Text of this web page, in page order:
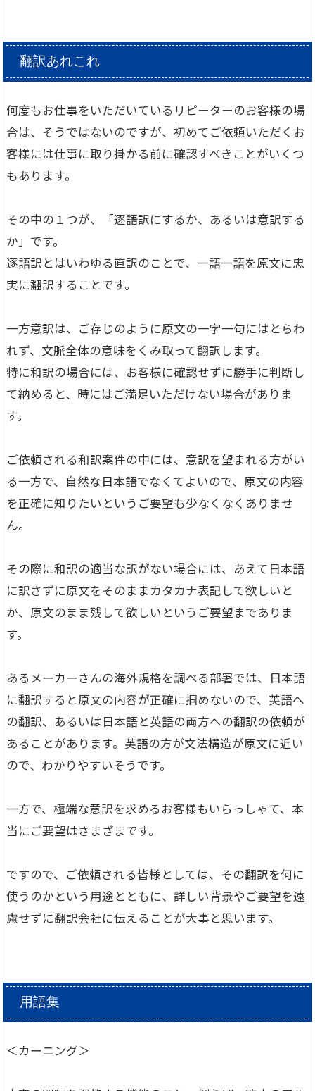
翻訳あれこれ
何度もお仕事をいただいているリピーターのお客様の場
合は、そうではないのですが、初めてご依頼いただくお
客様には仕事に取り掛かる前に確認すべきことがいくつ
もあります。
その中の１つが、「逐語訳にするか、あるいは意訳する
か」です。
逐語訳とはいわゆる直訳のことで、一語一語を原文に忠
実に翻訳することです。
一方意訳は、ご存じのように原文の一字一句にはとらわ
れず、文脈全体の意味をくみ取って翻訳します。
特に和訳の場合には、お客様に確認せずに勝手に判断し
て納めると、時にはご満足いただけない場合がありま
す。
ご依頼される和訳案件の中には、意訳を望まれる方がい
る一方で、自然な日本語でなくてよいので、原文の内容
を正確に知りたいというご要望も少なくなくありませ
ん。
その際に和訳の適当な訳がない場合には、あえて日本語
に訳さずに原文をそのままカタカナ表記して欲しいと
か、原文のまま残して欲しいというご要望までありま
す。
あるメーカーさんの海外規格を調べる部署では、日本語
に翻訳すると原文の内容が正確に掴めないので、英語へ
の翻訳、あるいは日本語と英語の両方への翻訳の依頼が
あることがあります。英語の方が文法構造が原文に近い
ので、わかりやすいそうです。
一方で、極端な意訳を求めるお客様もいらっしゃて、本
当にご要望はさまざまです。
ですので、ご依頼される皆様としては、その翻訳を何に
使うのかという用途とともに、詳しい背景やご要望を遠
慮せずに翻訳会社に伝えることが大事と思います。
用語集
＜カーニング＞